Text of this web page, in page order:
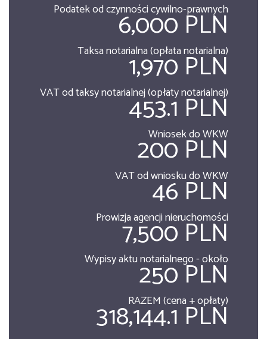
Podatek od czynności cywilno-prawnych
6,000 PLN
Taksa notarialna (opłata notarialna)
1,970 PLN
VAT od taksy notarialnej (opłaty notarialnej)
453.1 PLN
Wniosek do WKW
200 PLN
VAT od wniosku do WKW
46 PLN
Prowizja agencji nieruchomości
7,500 PLN
Wypisy aktu notarialnego - około
250 PLN
RAZEM (cena + opłaty)
318,144.1 PLN